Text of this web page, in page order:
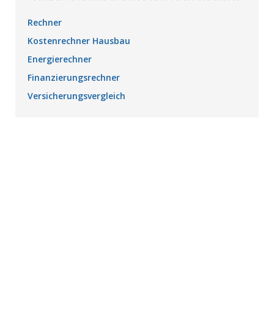
Rechner
Kostenrechner Hausbau
Energierechner
Finanzierungsrechner
Versicherungsvergleich